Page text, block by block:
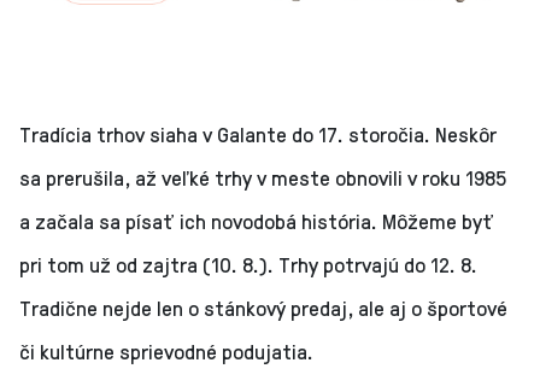
Tradícia trhov siaha v Galante do 17. storočia. Neskôr
sa prerušila, až veľké trhy v meste obnovili v roku 1985
a začala sa písať ich novodobá história. Môžeme byť
pri tom už od zajtra (10. 8.). Trhy potrvajú do 12. 8.
Tradične nejde len o stánkový predaj, ale aj o športové
či kultúrne sprievodné podujatia.